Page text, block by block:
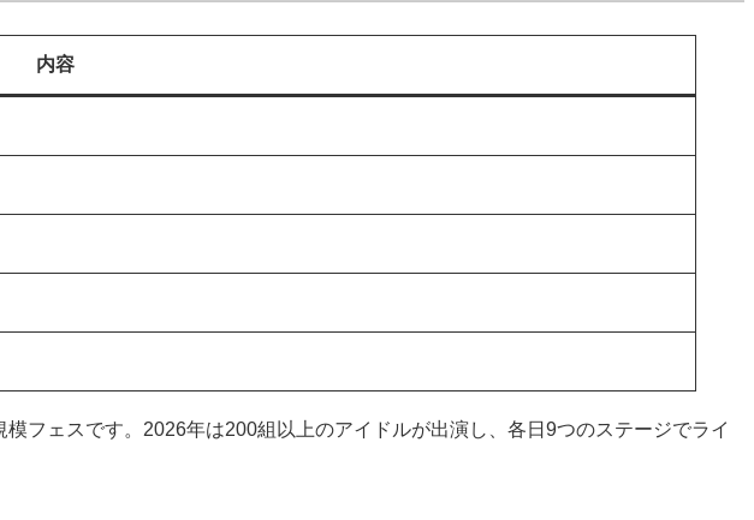
内容
フェスです。2026年は200組以上のアイドルが出演し、各日9つのステージでライ